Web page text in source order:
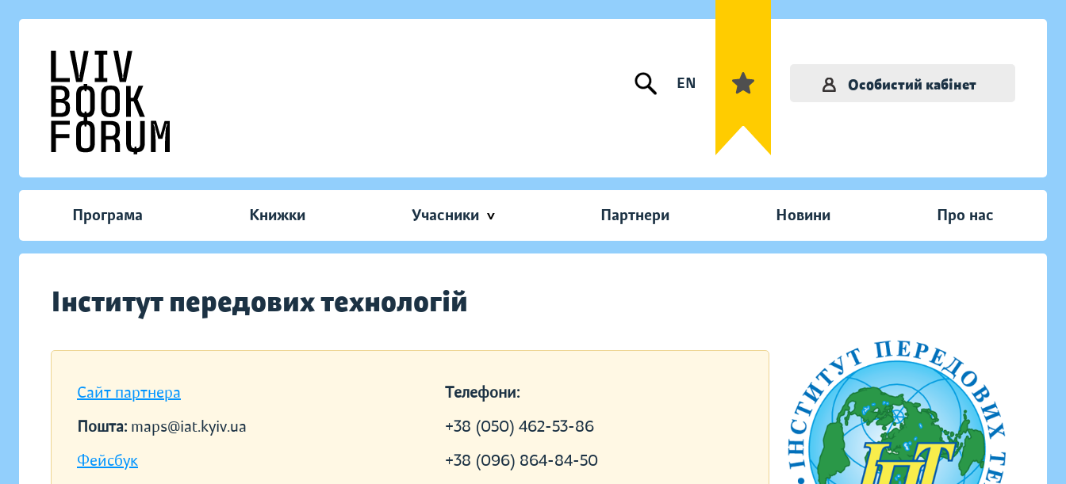
EN Особистий кабінет
Програма Книжки Учасники Партнери Новини Про нас
Інститут передових технологій
Сайт партнера
Пошта: maps@iat.kyiv.ua
Фейсбук
Телефони:
+38 (050) 462-53-86
+38 (096) 864-84-50